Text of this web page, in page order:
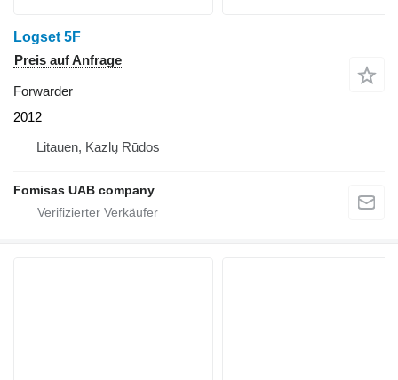
Logset 5F
Preis auf Anfrage
Forwarder
2012
Litauen, Kazlų Rūdos
Fomisas UAB company